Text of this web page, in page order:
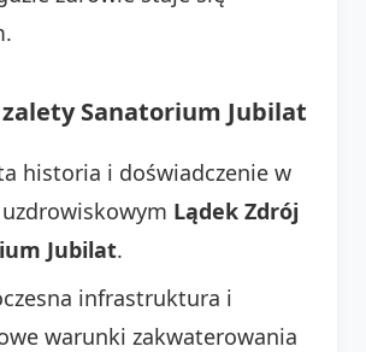
Sanatorium Jubilat
historia i doświadczenie w
Lądek Zdrój
Jubilat.
infrastruktura i
warunki zakwaterowania